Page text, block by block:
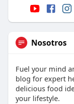
Nosotros
Fuel your mind
blog for expert
delicious food
your lifestyle.